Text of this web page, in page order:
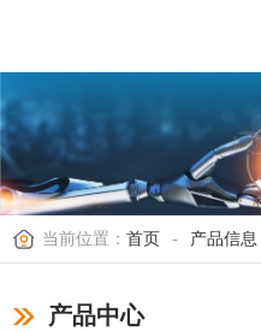
当前位置： 首页 - 产品信息
产品中心